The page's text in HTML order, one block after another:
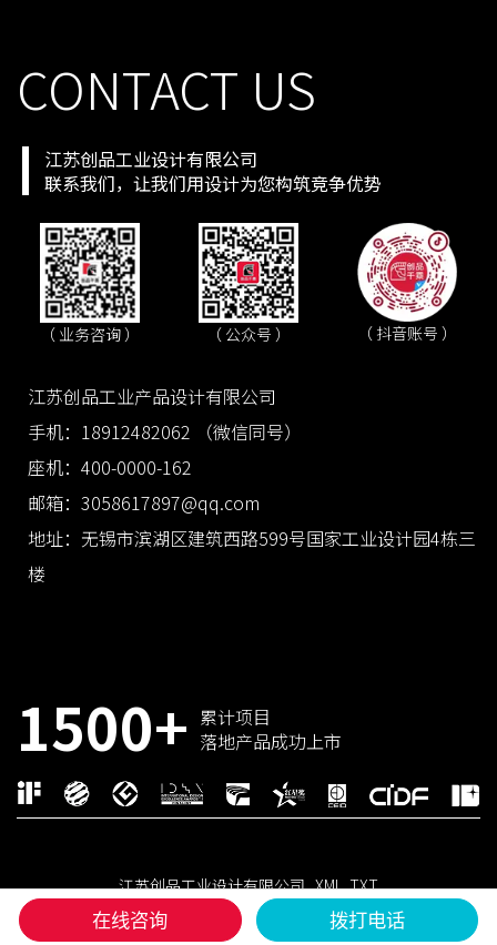
CONTACT US
江苏创品工业设计有限公司
联系我们，让我们用设计为您构筑竞争优势
（ 业务咨询 ） （ 公众号 ） （ 抖音账号 ）
江苏创品工业产品设计有限公司
手机：18912482062 （微信同号）
座机：400-0000-162
邮箱：3058617897@qq.com
地址：无锡市滨湖区建筑西路599号国家工业设计园4栋三
楼
1500+ 累计项目
落地产品成功上市
江苏创品工业设计有限公司XML TXT
国家高新技术企业 × 省级工业设计中心
在线咨询 拨打电话